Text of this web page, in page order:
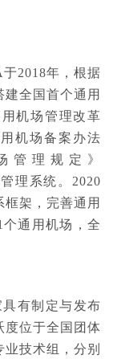
2018年，根据
建全国首个通用
机场管理改革
机场备案办法
管理规定》
理系统。2020
架，完善通用
通用机场，全
有制定与发布
度位于全国团体
技术组，分别